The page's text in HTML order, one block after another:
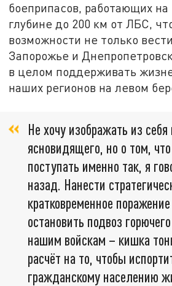
боеприпасов, работающих на
глубине до 200 км от ЛБС,
возможности не только
Запорожье и
в целом поддерживать
наших регионов на левом
Не хочу изображать из себя
ясновидящего, но о том,
поступать именно так, я
назад. Нанести
кратковременное
остановить подвоз
нашим войскам – кишка
расчёт на то, чтобы
гражданскому населению